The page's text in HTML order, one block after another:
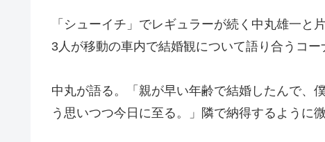
「シューイチ」でレギュラーが続く中丸雄一
3人が移動の車内で結婚観について語り合うコー
中丸が語る。「親が早い年齢で結婚したんで、
う思いつつ今日に至る。」隣で納得するように